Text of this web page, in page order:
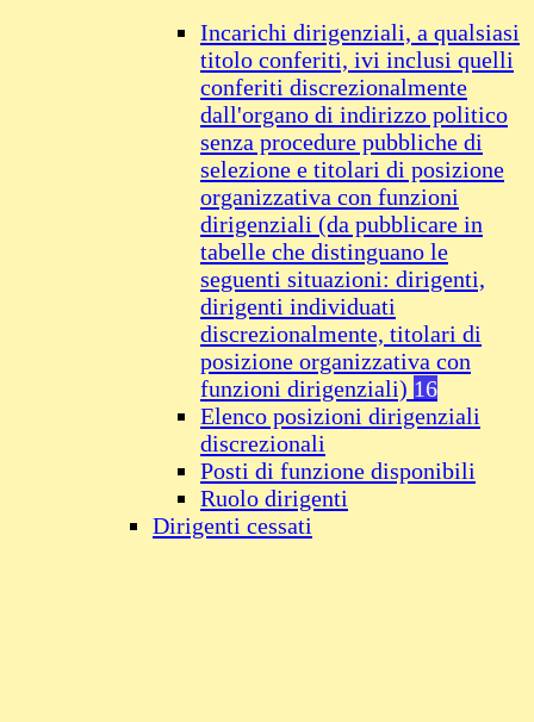
Incarichi dirigenziali, a qualsiasi
titolo conferiti, ivi inclusi quelli
conferiti discrezionalmente
dall'organo di indirizzo politico
senza procedure pubbliche di
selezione e titolari di posizione
organizzativa con funzioni
dirigenziali (da pubblicare in
tabelle che distinguano le
seguenti situazioni: dirigenti,
dirigenti individuati
discrezionalmente, titolari di
posizione organizzativa con
funzioni dirigenziali) 16
Elenco posizioni dirigenziali
discrezionali
Posti di funzione disponibili
Ruolo dirigenti
Dirigenti cessati